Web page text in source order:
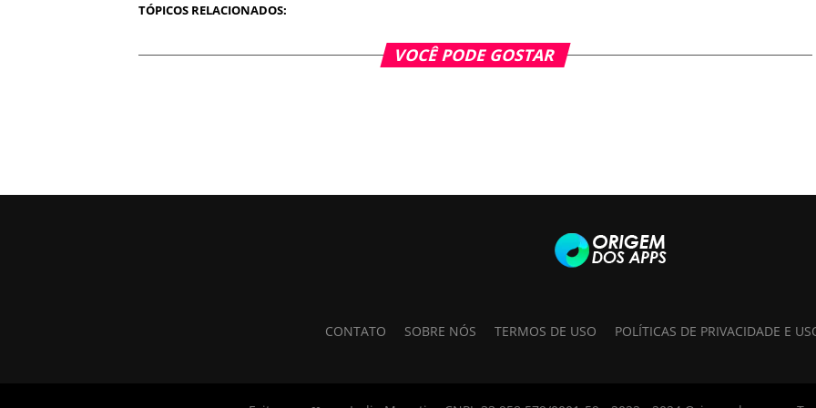
TÓPICOS RELACIONADOS:
VOCÊ PODE GOSTAR
CONTATO SOBRE NÓS TERMOS DE USO POLÍTICAS DE PRIVACIDADE E